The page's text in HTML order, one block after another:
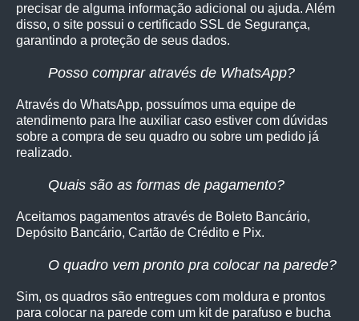
precisar de alguma informação adicional ou ajuda. Além
disso, o site possui o certificado SSL de Segurança,
garantindo a proteção de seus dados.
Posso comprar através de WhatsApp?
Através do WhatsApp, possuímos uma equipe de
atendimento para lhe auxiliar caso estiver com dúvidas
sobre a compra de seu quadro ou sobre um pedido já
realizado.
Quais são as formas de pagamento?
Aceitamos pagamentos através de Boleto Bancário,
Depósito Bancário, Cartão de Crédito e Pix.
O quadro vem pronto pra colocar na parede?
Sim, os quadros são entregues com moldura e prontos
para colocar na parede com um kit de parafuso e bucha